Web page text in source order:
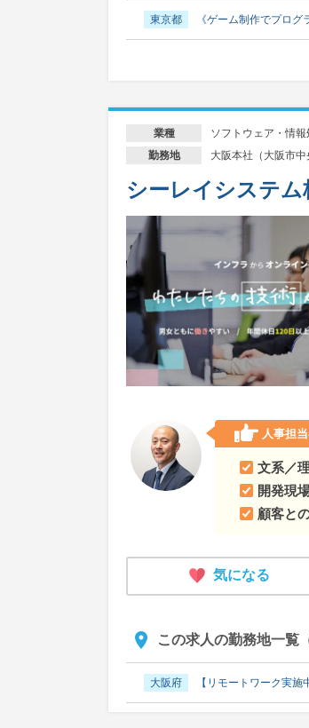
東京都 《ゲーム制作でプロ
業種 ソフトウェア・情
勤務地 大阪本社（大阪市中
シーレイシステム
人事担
文系／
開発現
顧客と
気になる
この求人の勤務地一覧
大阪府 【リモートワーク実